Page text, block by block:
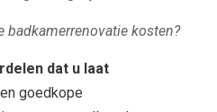
badkamerrenovatie kosten?
dat u laat
goedkope